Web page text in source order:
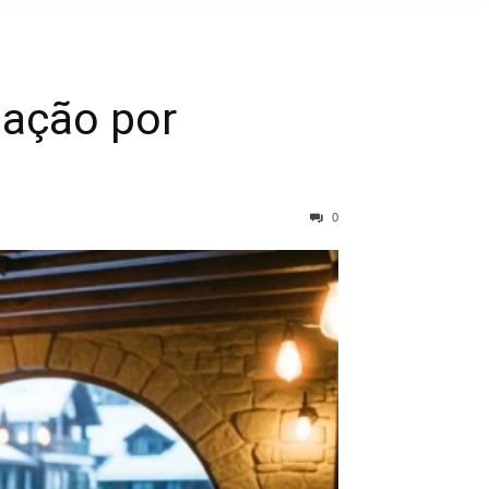
por
0